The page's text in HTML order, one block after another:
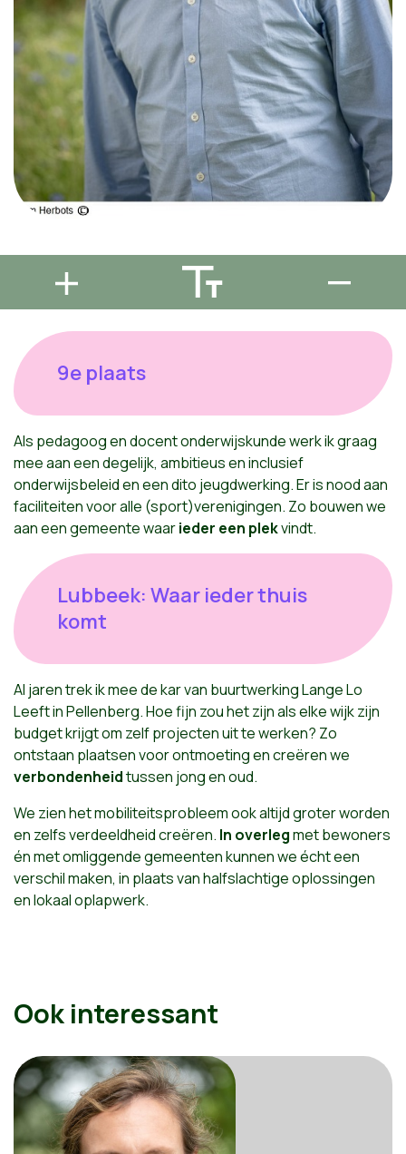
9e plaats
Als pedagoog en docent onderwijskunde werk ik graag
mee aan een degelijk, ambitieus en inclusief
onderwijsbeleid en een dito jeugdwerking. Er is nood aan
faciliteiten voor alle (sport)verenigingen. Zo bouwen we
aan een gemeente waarieder een plekvindt.
Lubbeek: Waar ieder thuis
komt
Al jaren trek ik mee de kar van buurtwerking Lange Lo
Leeft in Pellenberg. Hoe fijn zou het zijn als elke wijk zijn
budget krijgt om zelf projecten uit te werken? Zo
ontstaan plaatsen voor ontmoeting en creëren we
verbondenheidtussen jong en oud.
We zien het mobiliteitsprobleem ook altijd groter worden
en zelfs verdeeldheid creëren. In overlegmet bewoners
én met omliggende gemeenten kunnen we écht een
verschil maken, in plaats van halfslachtige oplossingen
en lokaal oplapwerk.
Ook interessant